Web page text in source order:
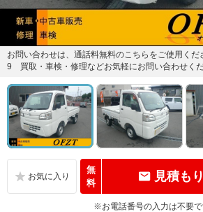
お問い合わせは、通話料無料のこちらをご使用く
9 買取・車検・修理などお気軽にお問い合わせくだ
無
料
見積も
※お電話番号の入力は不要で